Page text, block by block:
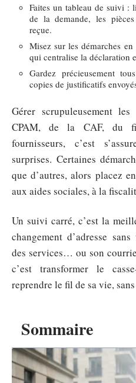
Sommaire
Faites un tableau de suivi :
de la demande, les
reçue.
Misez sur les démarches
qui centralise la déclaration
Gardez précieusement
copies de justificatifs
Gérer scrupuleusement
CPAM, de la CAF, du
fournisseurs, c’est
surprises. Certaines
que d’autres, alors placez
aux aides sociales, à la
Un suivi carré, c’est la
changement d’adresse
des services… ou son
c’est transformer le
reprendre le fil de sa vie,